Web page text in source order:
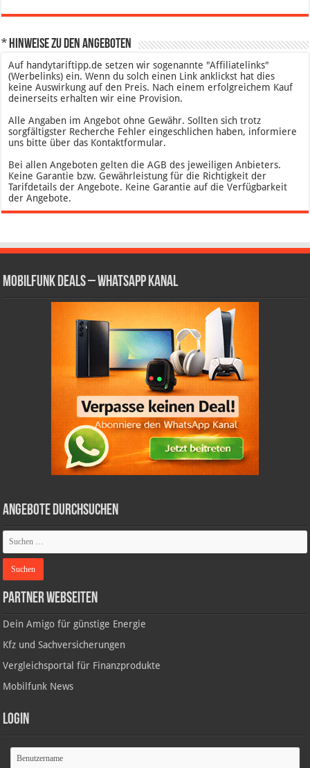
* Hinweise zu den Angeboten
Auf handytariftipp.de setzen wir sogenannte "Affiliatelinks"
(Werbelinks) ein. Wenn du solch einen Link anklickst hat dies
keine Auswirkung auf den Preis. Nach einem erfolgreichem Kauf
deinerseits erhalten wir eine Provision.
Alle Angaben im Angebot ohne Gewähr. Sollten sich trotz
sorgfältigster Recherche Fehler eingeschlichen haben, informiere
uns bitte über das Kontaktformular.
Bei allen Angeboten gelten die AGB des jeweiligen Anbieters.
Keine Garantie bzw. Gewährleistung für die Richtigkeit der
Tarifdetails der Angebote. Keine Garantie auf die Verfügbarkeit
der Angebote.
Mobilfunk Deals – WhatsApp Kanal
Angebote durchsuchen
Partner Webseiten
Dein Amigo für günstige Energie
Kfz und Sachversicherungen
Vergleichsportal für Finanzprodukte
Mobilfunk News
Login